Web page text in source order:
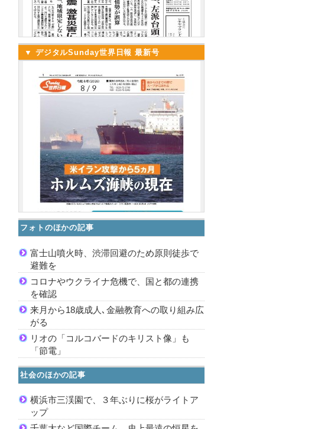
▼ デジタルSunday世界日報 最新号
フォトのほかの記事
富士山噴火時、渋滞回避のため原則徒歩で
避難を
コロナやウクライナ危機で、国と都の連携
を確認
来月から18歳成人､金融教育への取り組み広
がる
リオの「コルコバードのキリスト像」も
「節電」
社会のほかの記事
横浜市三渓園で、３年ぶりに桜がライトア
ップ